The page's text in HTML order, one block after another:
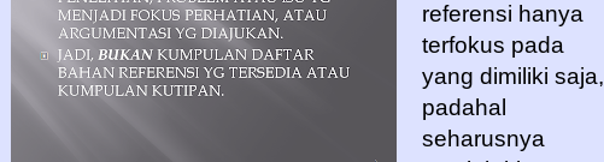
referensi hanya
terfokus pada
yang dimiliki saja,
padahal
seharusnya